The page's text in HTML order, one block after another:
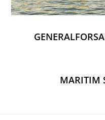
MARITIM